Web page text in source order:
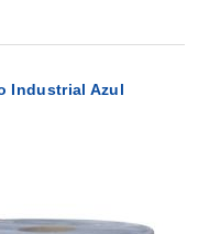
Industrial Azul